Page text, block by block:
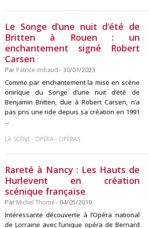
Le Songe d’une nuit d’été de
Britten à Rouen : un
enchantement signé Robert
Carsen
Par Patrice Imbaud - 30/01/2023
Comme par enchantement la mise en scène
onirique du Songe d’une nuit d’été de
Benjamin Britten, due à Robert Carsen, n’a
pas pris une ride depuis sa création en 1991
...
LA SCÈNE- OPÉRA- OPÉRAS
Rareté à Nancy : Les Hauts de
Hurlevent en création
scénique française
Par Michel Thomé - 04/05/2019
Intéressante découverte à l’Opéra national
de Lorraine avec l’unique opéra de Bernard